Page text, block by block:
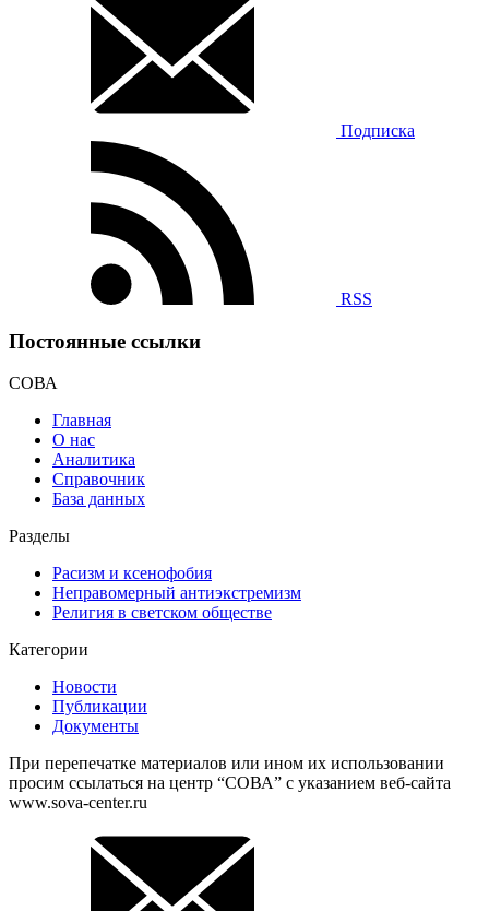
Подписка
RSS
Постоянные ссылки
СОВА
Главная
О нас
Аналитика
Справочник
База данных
Разделы
Расизм и ксенофобия
Неправомерный антиэкстремизм
Религия в светском обществе
Категории
Новости
Публикации
Документы
При перепечатке материалов или ином их использовании
просим ссылаться на центр “СОВА” с указанием веб-сайта
www.sova-center.ru